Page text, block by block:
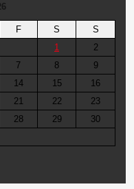
F S
S
1
2
7 8
9
14 15
16
21 22
23
28 29
30